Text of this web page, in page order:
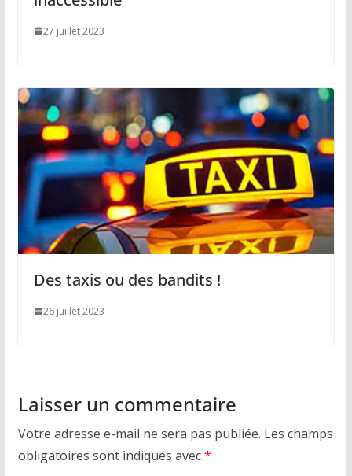
27 juillet 2023
Des taxis ou des bandits !
26 juillet 2023
Laisser un commentaire
Votre adresse e-mail ne sera pas publiée. Les champs
obligatoires sont indiqués avec*